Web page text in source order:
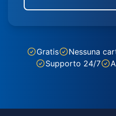
Gratis
Nessuna
Supporto 24/7